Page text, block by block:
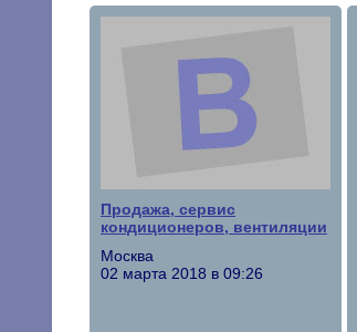
Продажа, сервис
кондиционеров, вентиляции
Москва
02 марта 2018 в 09:26